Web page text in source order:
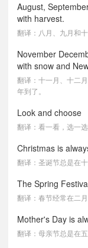
August,
with harvest.
翻译：八月、九月和
November
with snow and
翻译：十一月、十二
年到了。
Look and choose
翻译：看一看，选一选
Christmas is
翻译：圣诞节总是在十
The Spring
翻译：春节经常在二月
Mother's Day is
翻译：母亲节总是在五